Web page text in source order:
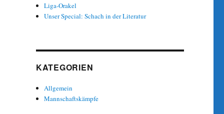
Liga-Orakel
Unser Special: Schach in der Literatur
KATEGORIEN
Allgemein
Mannschaftskämpfe